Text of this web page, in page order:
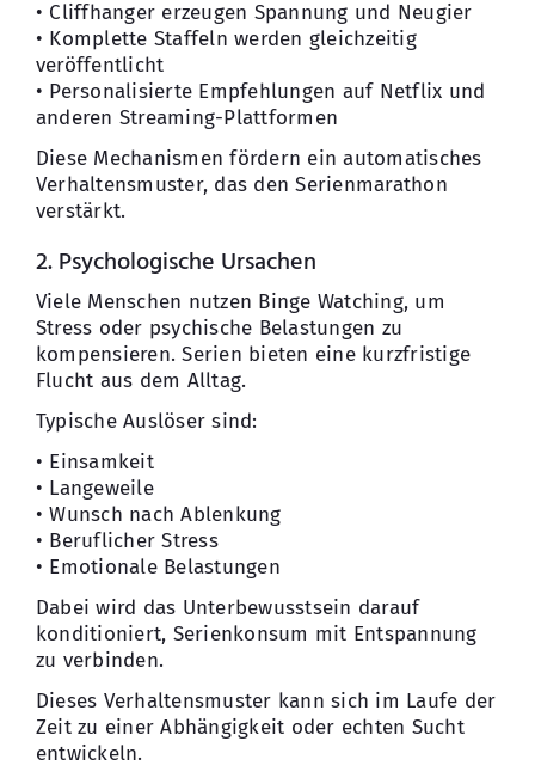
• Cliffhanger erzeugen Spannung und Neugier
• Komplette Staffeln werden gleichzeitig
veröffentlicht
• Personalisierte Empfehlungen auf Netflix und
anderen Streaming-Plattformen
Diese Mechanismen fördern ein automatisches
Verhaltensmuster, das den Serienmarathon
verstärkt.
2. Psychologische Ursachen
Viele Menschen nutzen Binge Watching, um
Stress oder psychische Belastungen zu
kompensieren. Serien bieten eine kurzfristige
Flucht aus dem Alltag.
Typische Auslöser sind:
• Einsamkeit
• Langeweile
• Wunsch nach Ablenkung
• Beruflicher Stress
• Emotionale Belastungen
Dabei wird das Unterbewusstsein darauf
konditioniert, Serienkonsum mit Entspannung
zu verbinden.
Dieses Verhaltensmuster kann sich im Laufe der
Zeit zu einer Abhängigkeit oder echten Sucht
entwickeln.